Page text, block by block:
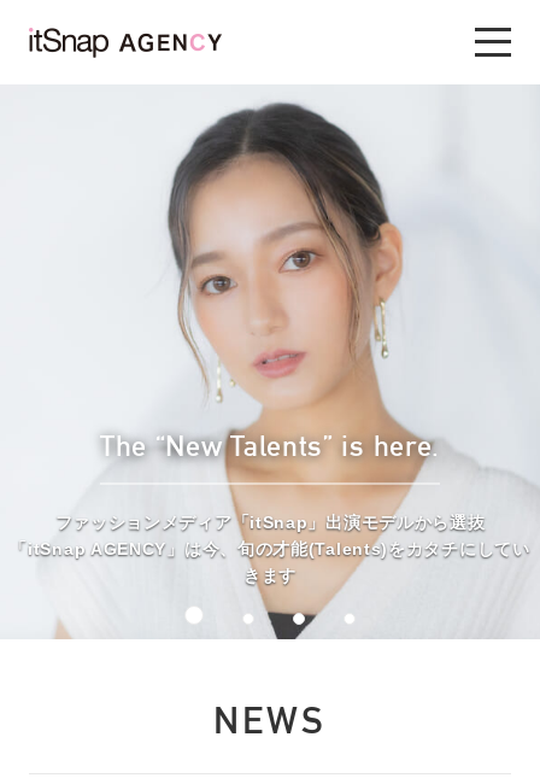
The “New Talents” is here.
ファッションメディア「itSnap」出演モデルから選抜
「itSnap AGENCY」は今、旬の才能(Talents)をカタチにしてい
きます
NEWS